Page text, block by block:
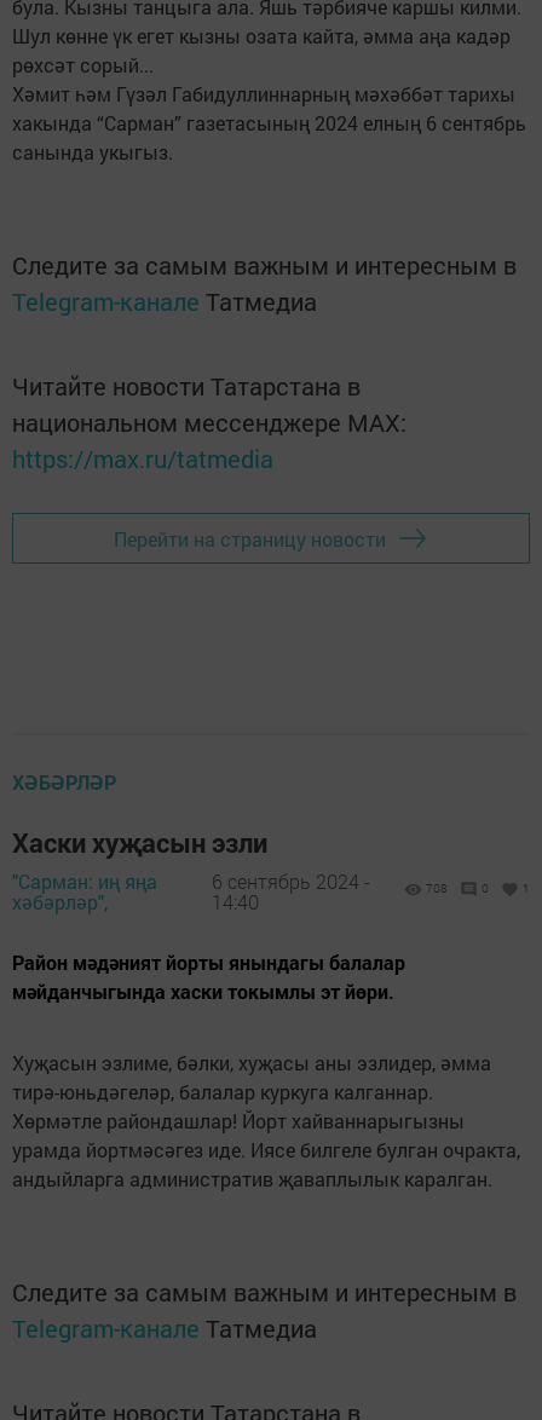
була. Кызны танцыга ала. Яшь тәрбияче каршы килми.
Шул көнне үк егет кызны озата кайта, әмма аңа кадәр
рөхсәт сорый...
Хәмит һәм Гүзәл Габидуллиннарның мәхәббәт тарихы
хакында “Сарман” газетасының 2024 елның 6 сентябрь
санында укыгыз.
Следите за самым важным и интересным в
Telegram-канале Татмедиа
Читайте новости Татарстана в
национальном мессенджере MАХ:
https://max.ru/tatmedia
Перейти на страницу новости
ХӘБӘРЛӘР
Хаски хуҗасын эзли
"Сарман: иң яңа
хәбәрләр",
6 сентябрь 2024 -
14:40
708 0 1
Район мәдәният йорты янындагы балалар
мәйданчыгында хаски токымлы эт йөри.
Хуҗасын эзлиме, бәлки, хуҗасы аны эзлидер, әмма
тирә-юньдәгеләр, балалар куркуга калганнар.
Хөрмәтле райондашлар! Йорт хайваннарыгызны
урамда йортмәсәгез иде. Иясе билгеле булган очракта,
андыйларга административ җаваплылык каралган.
Следите за самым важным и интересным в
Telegram-канале Татмедиа
Читайте новости Татарстана в